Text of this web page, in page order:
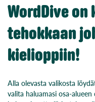
WordDive
tehokkaan
kielioppiin!
Alla olevasta valikosta
valita haluamasi osa-